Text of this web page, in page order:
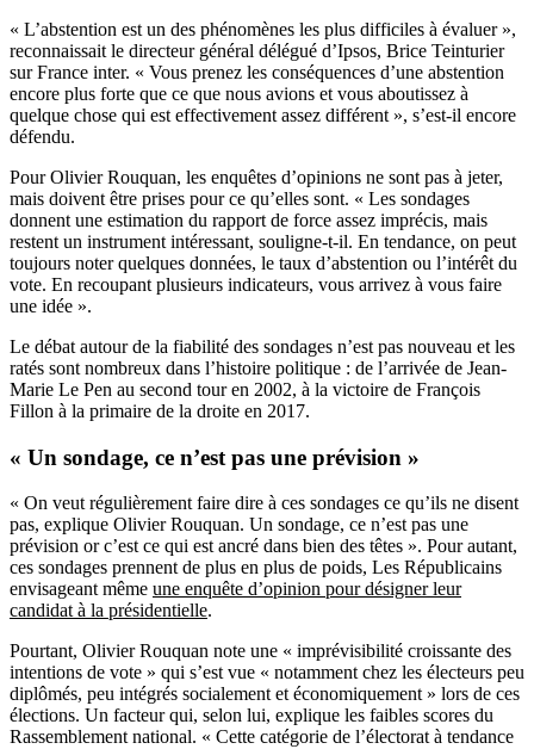
« L’abstention est un des phénomènes les plus difficiles à évaluer »,
reconnaissait le directeur général délégué d’Ipsos, Brice Teinturier
sur France inter. « Vous prenez les conséquences d’une abstention
encore plus forte que ce que nous avions et vous aboutissez à
quelque chose qui est effectivement assez différent », s’est-il encore
défendu.
Pour Olivier Rouquan, les enquêtes d’opinions ne sont pas à jeter,
mais doivent être prises pour ce qu’elles sont. « Les sondages
donnent une estimation du rapport de force assez imprécis, mais
restent un instrument intéressant, souligne-t-il. En tendance, on peut
toujours noter quelques données, le taux d’abstention ou l’intérêt du
vote. En recoupant plusieurs indicateurs, vous arrivez à vous faire
une idée ».
Le débat autour de la fiabilité des sondages n’est pas nouveau et les
ratés sont nombreux dans l’histoire politique : de l’arrivée de Jean-
Marie Le Pen au second tour en 2002, à la victoire de François
Fillon à la primaire de la droite en 2017.
« Un sondage, ce n’est pas une prévision »
« On veut régulièrement faire dire à ces sondages ce qu’ils ne disent
pas, explique Olivier Rouquan. Un sondage, ce n’est pas une
prévision or c’est ce qui est ancré dans bien des têtes ». Pour autant,
ces sondages prennent de plus en plus de poids, Les Républicains
envisageant même une enquête d’opinion pour désigner leur
candidat à la présidentielle.
Pourtant, Olivier Rouquan note une « imprévisibilité croissante des
intentions de vote » qui s’est vue « notamment chez les électeurs peu
diplômés, peu intégrés socialement et économiquement » lors de ces
élections. Un facteur qui, selon lui, explique les faibles scores du
Rassemblement national. « Cette catégorie de l’électorat à tendance